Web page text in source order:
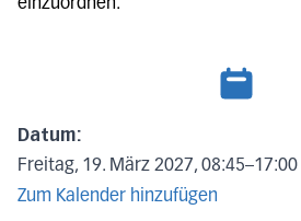
einzuordnen.
Datum:
Freitag, 19. März 2027, 08:45–
Zum Kalender hinzufügen